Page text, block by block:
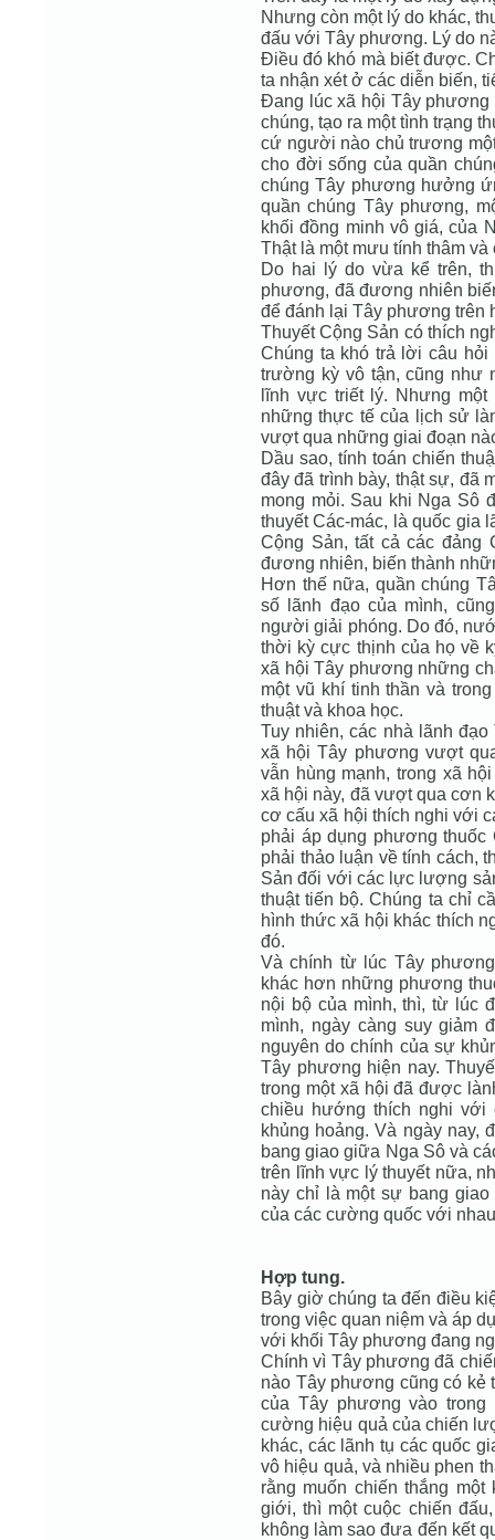
Nhưng còn một lý do khác,
đấu với Tây phương. Lý do
Điều đó khó mà biết được.
ta nhận xét ở các diễn biến,
Đang lúc xã hội Tây
chúng, tạo ra một tình trạng
cứ người nào chủ trương
cho đời sống của quần
chúng Tây phương hưởng
quần chúng Tây phương,
khối đồng minh vô giá, của
Thật là một mưu tính thâm và
Do hai lý do vừa kể trên,
phương, đã đương nhiên
để đánh lại Tây phương trên
Thuyết Cộng Sản có thích
Chúng ta khó trả lời câu hỏi
trường kỳ vô tận, cũng như
lĩnh vực triết lý. Nhưng
những thực tế của lịch sử
vượt qua những giai đoạn
Dầu sao, tính toán chiến
đây đã trình bày, thật sự, đã
mong mỏi. Sau khi Nga Sô
thuyết Các-mác, là quốc gia
Cộng Sản, tất cả các đảng
đương nhiên, biến thành
Hơn thế nữa, quần chúng
số lãnh đạo của mình,
người giải phóng. Do đó,
thời kỳ cực thịnh của họ về
xã hội Tây phương những
một vũ khí tinh thần và
thuật và khoa học.
Tuy nhiên, các nhà lãnh
xã hội Tây phương vượt
vẫn hùng mạnh, trong xã
xã hội này, đã vượt qua cơn
cơ cấu xã hội thích nghi với
phải áp dụng phương thuốc
phải thảo luận về tính cách,
Sản đối với các lực lượng
thuật tiến bộ. Chúng ta chỉ
hình thức xã hội khác thích
đó.
Và chính từ lúc Tây
khác hơn những phương
nội bộ của mình, thì, từ lúc
mình, ngày càng suy giảm
nguyên do chính của sự
Tây phương hiện nay.
trong một xã hội đã được
chiều hướng thích nghi
khủng hoảng. Và ngày nay,
bang giao giữa Nga Sô và
trên lĩnh vực lý thuyết nữa,
này chỉ là một sự bang
của các cường quốc với
Hợp tung.
Bây giờ chúng ta đến điều
trong việc quan niệm và áp
với khối Tây phương đang
Chính vì Tây phương đã
nào Tây phương cũng có kẻ
của Tây phương vào
cường hiệu quả của chiến
khác, các lãnh tụ các quốc
vô hiệu quả, và nhiều phen
rằng muốn chiến thắng
giới, thì một cuộc chiến
không làm sao đưa đến kết